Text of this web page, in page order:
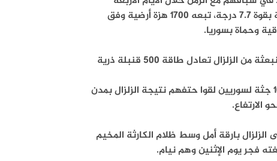
الأولى لإنقاذ الناجين من الزلزال، الذي ضرب في قهرمان مرعش التركية بقوة 7.7 درجة، تبعه 1700 هزة أرضية وفق
تعادل طاقة 500 قنبلة ذرية
وسط هذه الأوضاع المأساوية، استقبلت إدلب عبر معبر باب الهوى 1000 جثة لسوريين لقوا حتفهم نتيجة الزلزال بمدن
الارتفاع.
بارقة أمل وسط ظلام الكارثة المخيم
فجر يوم الإثنين وهم نيام.